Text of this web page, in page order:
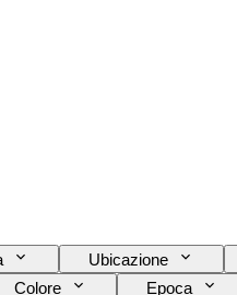
Ubicazione
Colore
Epoca